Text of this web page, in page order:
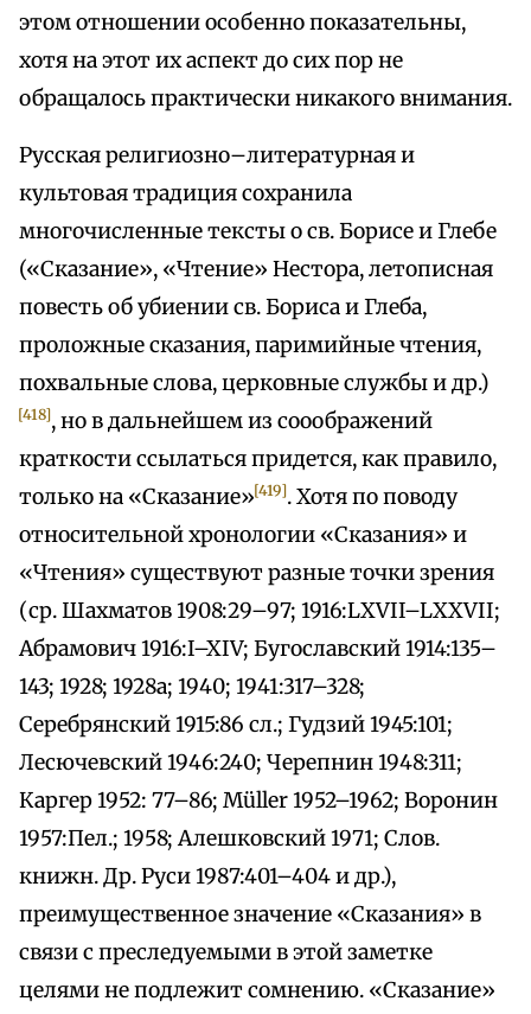
этом отношении особенно показательны,
хотя на этот их аспект до сих пор не
обращалось практически никакого внимания.
Русская религиозно–литературная и
культовая традиция сохранила
многочисленные тексты о св. Борисе и Глебе
(«Сказание», «Чтение» Нестора, летописная
повесть об убиении св. Бориса и Глеба,
проложные сказания, паримийные чтения,
похвальные слова, церковные службы и др.)
[418], но в дальнейшем из сооображений
краткости ссылаться придется, как правило,
только на «Сказание»[419]. Хотя по поводу
относительной хронологии «Сказания» и
«Чтения» существуют разные точки зрения
(ср. Шахматов 1908:29–97; 1916:LXVII–LXXVII;
Абрамович 1916:I–XIV; Бугославский 1914:135–
143; 1928; 1928а; 1940; 1941:317–328;
Серебрянский 1915:86 сл.; Гудзий 1945:101;
Лесючевский 1946:240; Черепнин 1948:311;
Каргер 1952: 77–86; Müller 1952–1962; Воронин
1957:Пел.; 1958; Алешковский 1971; Слов.
книжн. Др. Руси 1987:401–404 и др.),
преимущественное значение «Сказания» в
связи с преследуемыми в этой заметке
целями не подлежит сомнению. «Сказание»